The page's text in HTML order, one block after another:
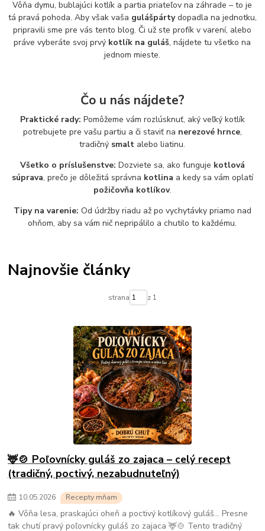
Vôňa dymu, bublajúci kotlík a partia priateľov na záhrade – to je
tá pravá pohoda. Aby však vaša gulášpártydopadla na jednotku,
pripravili sme pre vás tento blog. Či už ste profík v varení, alebo
práve vyberáte svoj prvý kotlík na guláš, nájdete tu všetko na
jednom mieste.
Čo u nás nájdete?
Praktické rady: Pomôžeme vám rozlúsknuť, aký veľký kotlík
potrebujete pre vašu partiu a či staviť na nerezové hrnce,
tradičný smalt alebo liatinu.
Všetko o príslušenstve: Dozviete sa, ako funguje kotlová
súprava, prečo je dôležitá správna kotlina a kedy sa vám oplatí
požičovňa kotlíkov.
Tipy na varenie: Od údržby riadu až po vychytávky priamo nad
ohňom, aby sa vám nič nepripálilo a chutilo to každému.
Najnovšie články
strana z 1
🦌🍲 Poľovnícky guláš zo zajaca – celý recept
(tradičný, poctivý, nezabudnuteľný)
10.05.2026 Recepty mňam
🔥 Vôňa lesa, praskajúci oheň a poctivý kotlíkový guláš… Presne
tak chutí pravý poľovnícky guláš zo zajaca 🦌🍲 Tento tradičný